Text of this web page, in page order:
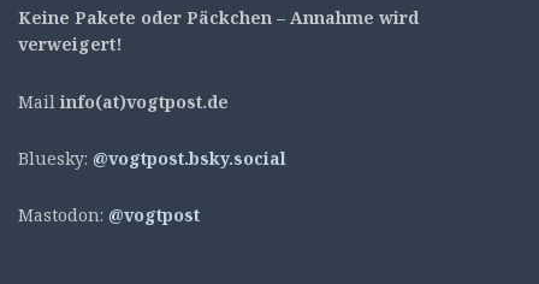
Keine Pakete oder Päckchen – Annahme wird
verweigert!
Mail info(at)vogtpost.de
Bluesky: @vogtpost.bsky.social
Mastodon: @vogtpost